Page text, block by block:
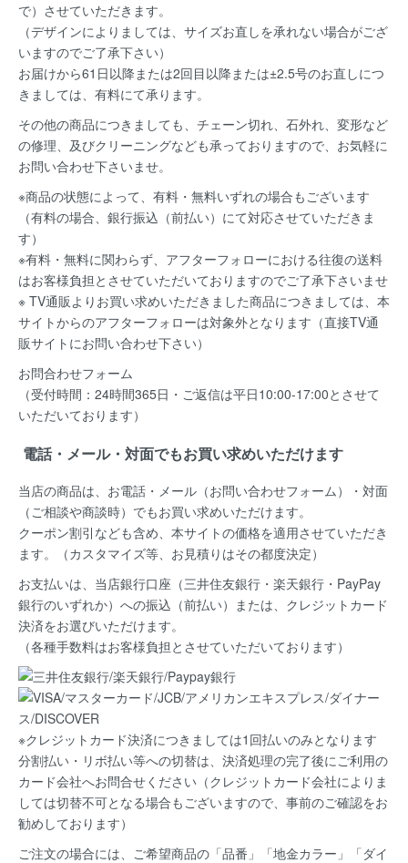
で）させていただきます。
（デザインによりましては、サイズお直しを承れない場合がござ
いますのでご了承下さい）
お届けから61日以降または2回目以降または±2.5号のお直しにつ
きましては、有料にて承ります。
その他の商品につきましても、チェーン切れ、石外れ、変形など
の修理、及びクリーニングなども承っておりますので、お気軽に
お問い合わせ下さいませ。
※商品の状態によって、有料・無料いずれの場合もございます
（有料の場合、銀行振込（前払い）にて対応させていただきま
す）
※有料・無料に関わらず、アフターフォローにおける往復の送料
はお客様負担とさせていただいておりますのでご了承下さいませ
※ TV通販よりお買い求めいただきました商品につきましては、本
サイトからのアフターフォローは対象外となります（直接TV通
販サイトにお問い合わせ下さい）
お問合わせフォーム
（受付時間：24時間365日・ご返信は平日10:00-17:00とさせて
いただいております）
電話・メール・対面でもお買い求めいただけます
当店の商品は、お電話・メール（お問い合わせフォーム）・対面
（ご相談や商談時）でもお買い求めいただけます。
クーポン割引なども含め、本サイトの価格を適用させていただき
ます。（カスタマイズ等、お見積りはその都度決定）
お支払いは、当店銀行口座（三井住友銀行・楽天銀行・PayPay
銀行のいずれか）への振込（前払い）または、クレジットカード
決済をお選びいただけます。
（各種手数料はお客様負担とさせていただいております）
※クレジットカード決済につきましては1回払いのみとなります
分割払い・リボ払い等への切替は、決済処理の完了後にご利用の
カード会社へお問合せください（クレジットカード会社によりま
しては切替不可となる場合もございますので、事前のご確認をお
勧めしております）
ご注文の場合には、ご希望商品の 「品番」「地金カラー」「ダイ